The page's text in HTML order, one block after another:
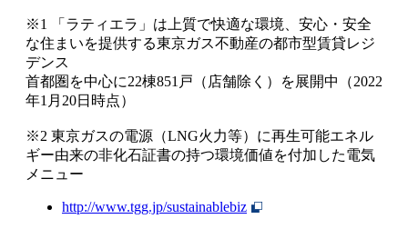
※1 「ラティエラ」は上質で快適な環境、安心・安全
な住まいを提供する東京ガス不動産の都市型賃貸レジ
デンス
首都圏を中心に22棟851戸（店舗除く）を展開中（2022
年1月20日時点）
※2 東京ガスの電源（LNG火力等）に再生可能エネル
ギー由来の非化石証書の持つ環境価値を付加した電気
メニュー
http://www.tgg.jp/sustainablebiz